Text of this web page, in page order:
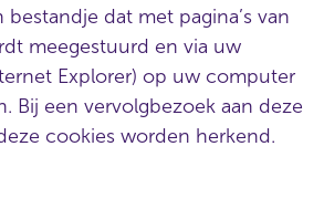
bestandje dat met pagina’s van
meegestuurd en via uw
Explorer) op uw computer
Bij een vervolgbezoek aan deze
cookies worden herkend.